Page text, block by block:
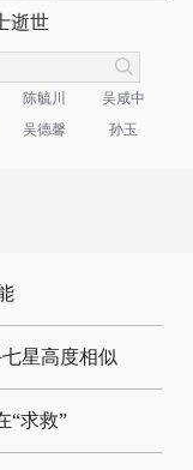
逝世
陈毓川
吴咸中
吴德馨 孙玉
星高度相似
“求救”